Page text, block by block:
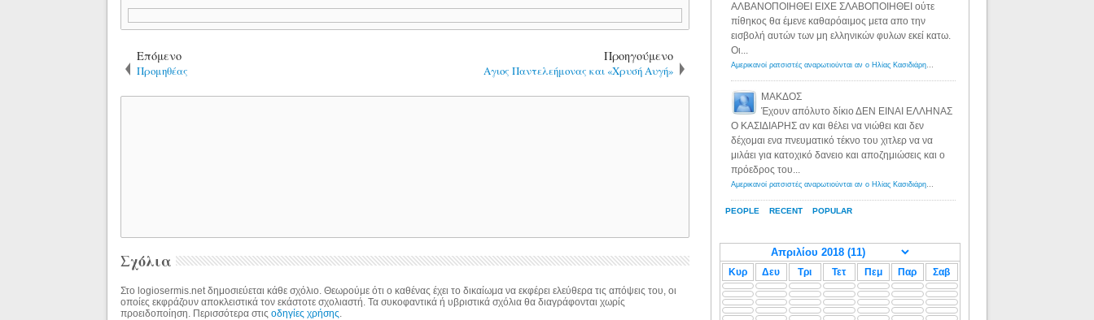
Επόμενο
Προμηθέας
Προηγούμενο
Αγιος Παντελεήμονας και «Χρυσή Αυγή»
Σχόλια
Στο logiosermis.net δημοσιεύεται κάθε σχόλιο. Θεωρούμε ότι ο καθένας έχει το δικαίωμα να εκφέρει ελεύθερα τις απόψεις του, οι
οποίες εκφράζουν αποκλειστικά τον εκάστοτε σχολιαστή. Τα συκοφαντικά ή υβριστικά σχόλια θα διαγράφονται χωρίς
προειδοποίηση. Περισσότερα στιςοδηγίες χρήσης
PEOPLE RECENT POPULAR
ΑΛΒΑΝΟΠΟΙΗΘΕΙ ΕΙΧΕ ΣΛΑΒΟΠΟΙΗΘΕΙ ούτε
πίθηκος θα έμενε καθαρόαιμος μετα απο την
εισβολή αυτών των μη ελληνικών φυλων εκεί κατω.
Οι...
Αμερικανοί ρατσιστές αναρωτιούνται αν ο Ηλίας Κασιδιάρης ανήκει στη λευκή φυλή... - Λόγιος Ερμής
ΜΑΚΔΟΣ
Έχουν απόλυτο δίκιο ΔΕΝ ΕΙΝΑΙ ΕΛΛΗΝΑΣ
Ο ΚΑΣΙΔΙΑΡΗΣ αν και θέλει να νιώθει και δεν
δέχομαι ενα πνευματικό τέκνο του χιτλερ να να
μιλάει για κατοχικό δανειο και αποζημιώσεις και ο
πρόεδρος του...
Αμερικανοί ρατσιστές αναρωτιούνται αν ο Ηλίας Κασιδιάρης ανήκει στη λευκή φυλή... - Λόγιος Ερμής
Κυρ Δευ Τρι Τετ Πεμ Παρ Σαβ